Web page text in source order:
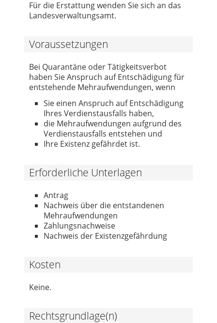
Für die Erstattung wenden Sie sich an das
Landesverwaltungsamt.
Voraussetzungen
Bei Quarantäne oder Tätigkeitsverbot
haben Sie Anspruch auf Entschädigung für
entstehende Mehraufwendungen, wenn
Sie einen Anspruch auf Entschädigung
Ihres Verdienstausfalls haben,
die Mehraufwendungen aufgrund des
Verdienstausfalls entstehen und
Ihre Existenz gefährdet ist.
Erforderliche Unterlagen
Antrag
Nachweis über die entstandenen
Mehraufwendungen
Zahlungsnachweise
Nachweis der Existenzgefährdung
Kosten
Keine.
Rechtsgrundlage(n)